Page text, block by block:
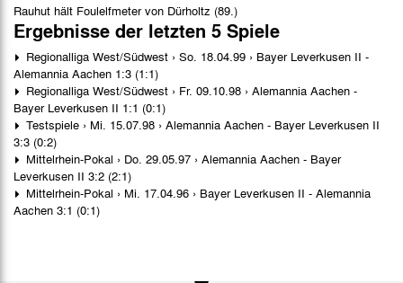
Rauhut hält Foulelfmeter von Dürholtz (89.)
Ergebnisse der letzten 5 Spiele
Regionalliga West/Südwest › So. 18.04.99 › Bayer Leverkusen II -
Alemannia Aachen 1:3 (1:1)
Regionalliga West/Südwest › Fr. 09.10.98 › Alemannia Aachen -
Bayer Leverkusen II 1:1 (0:1)
Testspiele › Mi. 15.07.98 › Alemannia Aachen - Bayer Leverkusen II
3:3 (0:2)
Mittelrhein-Pokal › Do. 29.05.97 › Alemannia Aachen - Bayer
Leverkusen II 3:2 (2:1)
Mittelrhein-Pokal › Mi. 17.04.96 › Bayer Leverkusen II - Alemannia
Aachen 3:1 (0:1)